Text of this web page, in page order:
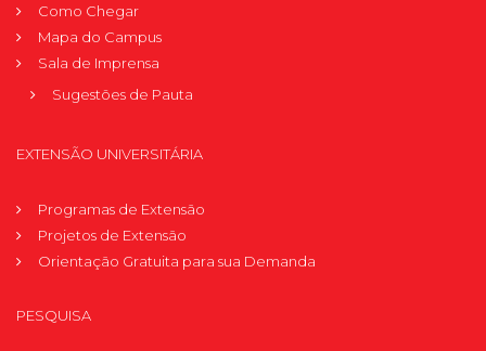
Como Chegar
Mapa do Campus
Sala de Imprensa
Sugestões de Pauta
EXTENSÃO UNIVERSITÁRIA
Programas de Extensão
Projetos de Extensão
Orientação Gratuita para sua Demanda
PESQUISA